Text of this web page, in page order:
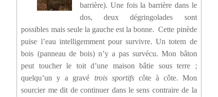
barrière). Une fois la barrière dans le
dos, deux dégringolades sont
possibles mais seule la gauche est la bonne. Cette pinède
puise l’eau intelligemment pour survivre. Un totem de
bois (panneau de bois) n’y a pas survécu. Mon bâton
peut toucher le toit d’une maison bâtie sous terre ;
quelqu’un y a gravé trois sportifs côte à côte. Mon
sourcier me dit de continuer dans le sens contraire de la